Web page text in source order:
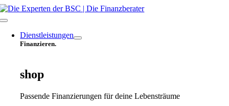
Zum
Inhalt
Toggle
NavigationDienstleistungen
Finanzieren.
shop
Passende Finanzierungen für deine Lebensträume